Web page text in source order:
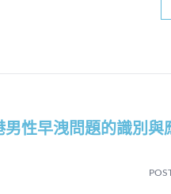
男性早洩問題的識別與